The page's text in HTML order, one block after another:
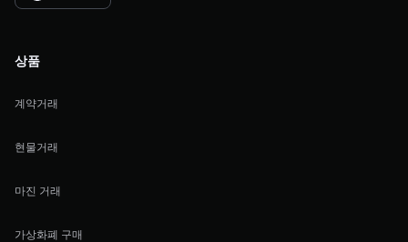
상품
계약거래
현물거래
마진 거래
가상화폐 구매